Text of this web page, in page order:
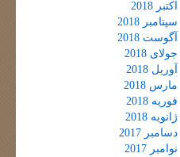
اکتبر 2018
سپتامبر 2018
آگوست 2018
جولای 2018
آوریل 2018
مارس 2018
فوریه 2018
ژانویه 2018
دسامبر 2017
نوامبر 2017